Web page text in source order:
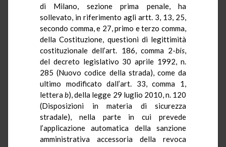
di Milano, sezione prima penale, ha
sollevato, in riferimento agli artt. 3, 13, 25,
secondo comma, e 27, primo e terzo comma,
della Costituzione, questioni di legittimità
costituzionale dell’art. 186, comma 2-bis,
del decreto legislativo 30 aprile 1992, n.
285 (Nuovo codice della strada), come da
ultimo modificato dall’art. 33, comma 1,
letterab), della legge 29 luglio 2010, n. 120
(Disposizioni in materia di sicurezza
stradale), nella parte in cui prevede
l’applicazione automatica della sanzione
amministrativa accessoria della revoca